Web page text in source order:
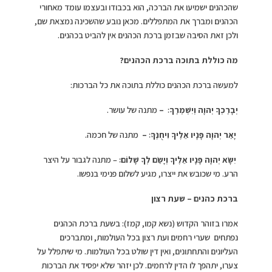
שהכהנים ישמיעו את הברכה, הוא בכבודו ובעצמו עומד מאחורי
הכהנים ומברך את המתפללים. מכאן נובע שהשכינה נמצאת שם,
ולכן זאת הסיבה שבזמן ברכת הכהנים אין להביט בכהנים.
מה כוללת בתוכה ברכת הכהנים?
למעשה ברכת הכהנים כוללת בתוכה את כל הברכות:
יְבָרֶכְךָ יְהוָה וְיִשְׁמְרֶךָ׃ – מתנה של עושר.
יָאֵר יְהוָה פָּנָיו אֵלֶיךָ וִיחֻנֶּךָּ׃ – מתנה של חכמה.
יִשָּׂא יְהוָה פָּנָיו אֵלֶיךָ וְיָשֵׂם לְךָ שָׁלוֹם׃– מתנה לגבור על היצר
הרע. מי שכובש את ייצרו, מגיע לשלום פנימי בנפשו.
ברכת כהנים – שעת רצון
אמרו בזוהר הקדוש (נשא קמו, קמז): בשעת ברכת הכהנים
נפתחים שערי רחמים ועת רצון בכל העולמות, ומתברכים
העליונים והתחתונים, ואין דין שולט בכל העולמות. מי שיתפלל על
צערו, יתהפך לו הדין לרחמים. לכן יזהר שלא יפסיד את הברכות